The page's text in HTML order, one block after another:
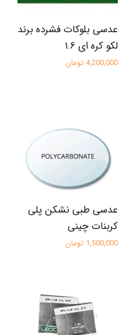
عدسی بلوکات فشرده برند
لکو کره‌ ای ۱.۶
4,200,000 تومان
عدسی طبی نشکن پلی
کربنات چینی
1,500,000 تومان